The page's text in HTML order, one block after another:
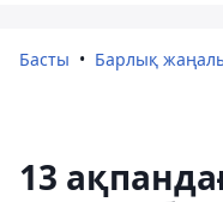
Басты Барлық
13